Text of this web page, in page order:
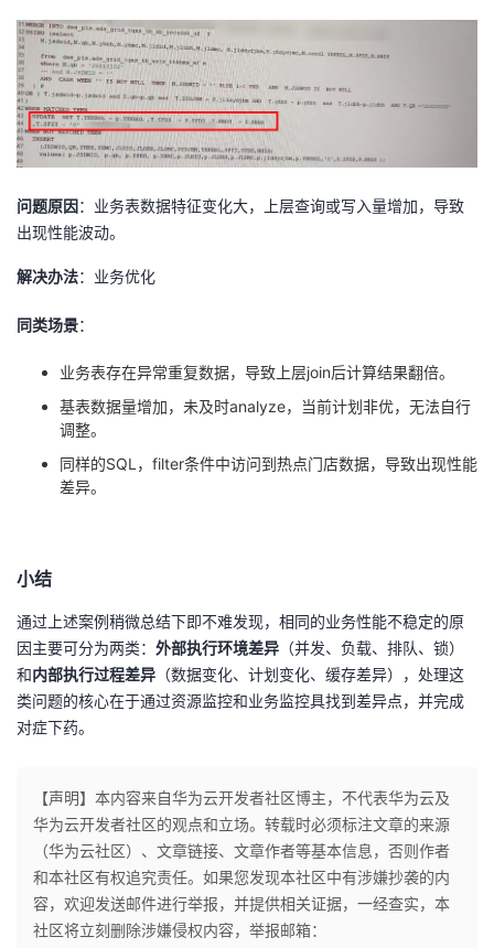
问题原因：业务表数据特征变化大，上层查询或写入量增加，导致
出现性能波动。
解决办法：业务优化
同类场景：
业务表存在异常重复数据，导致上层join后计算结果翻倍。
基表数据量增加，未及时analyze，当前计划非优，无法自行
调整。
同样的SQL ， filter条件中访问到热点门店数据，导致出现性能
差异。
小结
通过上述案例稍微总结下即不难发现， 相同的业务性能不稳定的原
因主要可分为两类： 外部执行环境差异 （并发、负载、排队、锁）
和内部执行过程差异 （数据变化、计划变化、缓存差异）， 处理这
类问题的核心在于通过资源监控和业务监控具找到差异点，并完成
对症下药。
【声明】本内容来自华为云开发者社区博主，不代表华为云及
华为云开发者社区的观点和立场。转载时必须标注文章的来源
（华为云社区）、文章链接、文章作者等基本信息，否则作者
和本社区有权追究责任。如果您发现本社区中有涉嫌抄袭的内
容，欢迎发送邮件进行举报，并提供相关证据，一经查实，本
社区将立刻删除涉嫌侵权内容，举报邮箱：